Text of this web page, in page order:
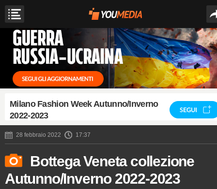
Milano Fashion Week Autunno/Inverno
2022-2023
SEGUI
28 febbraio 2022 17:37
Bottega Veneta collezione
Autunno/Inverno 2022-2023